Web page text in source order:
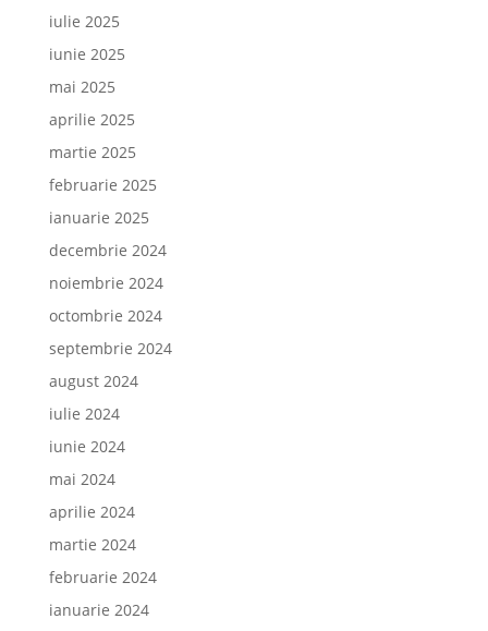
iulie 2025
iunie 2025
mai 2025
aprilie 2025
martie 2025
februarie 2025
ianuarie 2025
decembrie 2024
noiembrie 2024
octombrie 2024
septembrie 2024
august 2024
iulie 2024
iunie 2024
mai 2024
aprilie 2024
martie 2024
februarie 2024
ianuarie 2024